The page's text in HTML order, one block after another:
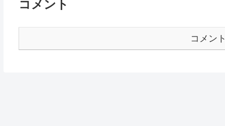
コメント
コメン